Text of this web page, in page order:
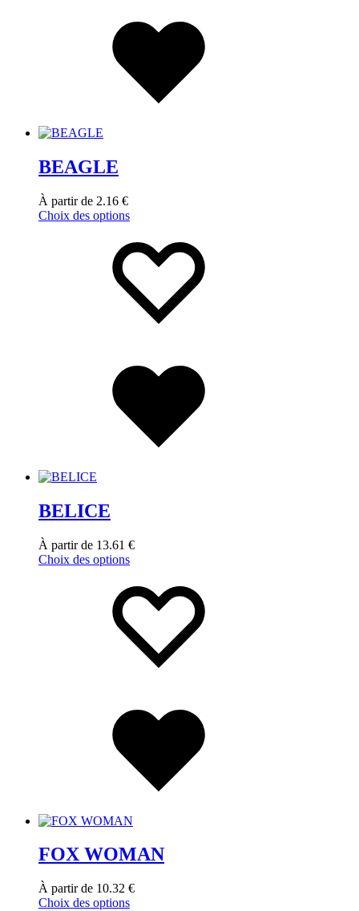
BEAGLE
À partir de 2.16 €
Choix des options
BELICE
À partir de 13.61 €
Choix des options
FOX WOMAN
À partir de 10.32 €
Choix des options